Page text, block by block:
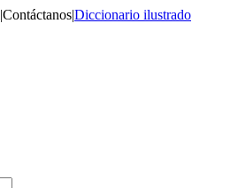
|Contáctanos|Diccionario ilustrado